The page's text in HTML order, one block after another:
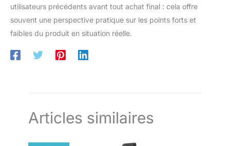
utilisateurs précédents avant tout achat final : cela offre
souvent une perspective pratique sur les points forts et
faibles du produit en situation réelle.
Articles similaires